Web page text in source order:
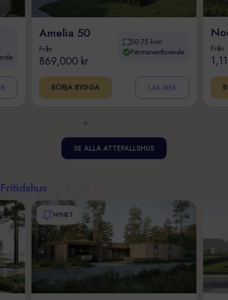
Amelia 50
Från
869,000 kr
50-75 kvm
Permanentboende
BÖRJA BYGGA LÄS MER
Från
SE ALLA ATTEFALLSHUS
Fritidshus
NYHET